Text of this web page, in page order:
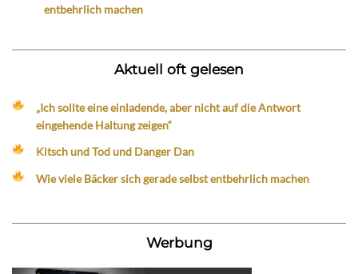
entbehrlich machen
Aktuell oft gelesen
„Ich sollte eine einladende, aber nicht auf die Antwort
eingehende Haltung zeigen“
Kitsch und Tod und Danger Dan
Wie viele Bäcker sich gerade selbst entbehrlich machen
Werbung